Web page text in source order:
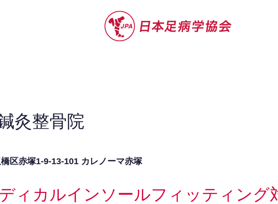
灸整骨院
区赤塚1-9-13-101 カレノーマ赤塚
ィカルインソールフィッティング